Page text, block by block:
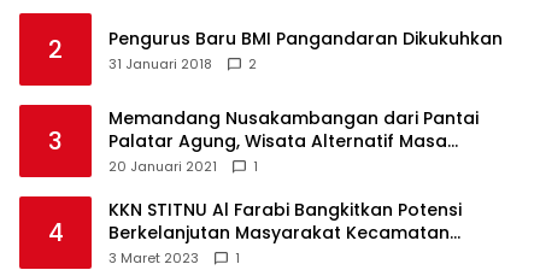
2 Pengurus Baru BMI Pangandaran Dikukuhkan
31 Januari 2018 2
3
Memandang Nusakambangan dari Pantai
Palatar Agung, Wisata Alternatif Masa
Pandemi
20 Januari 2021 1
4
KKN STITNU Al Farabi Bangkitkan Potensi
Berkelanjutan Masyarakat Kecamatan
Langkaplancar
3 Maret 2023 1